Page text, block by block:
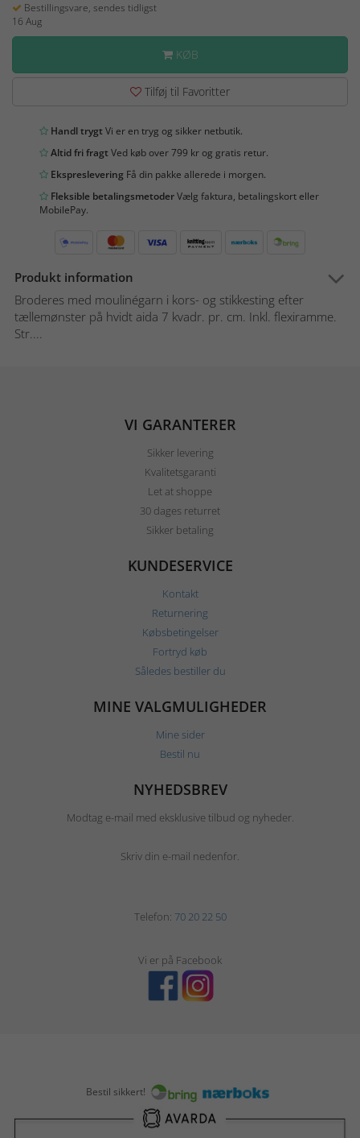
Bestillingsvare, sendes tidligst
16 Aug
KØB
Tilføj til Favoritter
Handl trygtVi er en tryg og sikker netbutik.
Altid fri fragtVed køb over 799 kr og gratis retur.
Ekspreslevering Få din pakke allerede i morgen.
Fleksible betalingsmetoderVælg faktura, betalingskort eller
MobilePay.
Produkt information
Broderes med moulinégarn i kors- og stikkesting efter
tællemønster på hvidt aida 7 kvadr. pr. cm. Inkl. flexiramme.
Str....
VI GARANTERER
Sikker levering
Kvalitetsgaranti
Let at shoppe
30 dages returret
Sikker betaling
KUNDESERVICE
Kontakt
Returnering
Købsbetingelser
Fortryd køb
Således bestiller du
MINE VALGMULIGHEDER
Mine sider
Bestil nu
NYHEDSBREV
Modtag e-mail med eksklusive tilbud og nyheder.
Skriv din e-mail nedenfor.
Telefon: 70 20 22 50
Vi er på Facebook
Bestil sikkert!